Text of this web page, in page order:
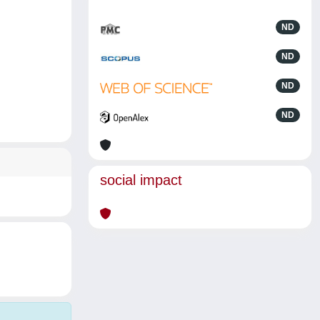
ND
ND
ND
ND
social impact